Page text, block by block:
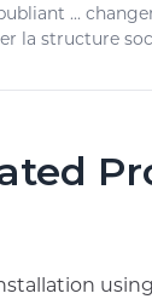
...
la structure